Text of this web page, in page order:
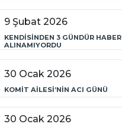
9 Şubat 2026
KENDİSİNDEN 3 GÜNDÜR HABER
ALINAMIYORDU
30 Ocak 2026
KOMİT AİLESİ’NİN ACI GÜNÜ
30 Ocak 2026